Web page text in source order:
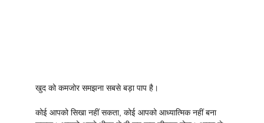
खुद को कमजोर समझना सबसे बड़ा पाप है।
कोई आपको सिखा नहीं सकता, कोई आपको आध्यात्मिक नहीं बना